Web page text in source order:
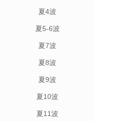
夏4波
夏5-6波
夏7波
夏8波
夏9波
夏10波
夏11波